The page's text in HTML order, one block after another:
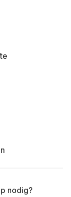
nodig?